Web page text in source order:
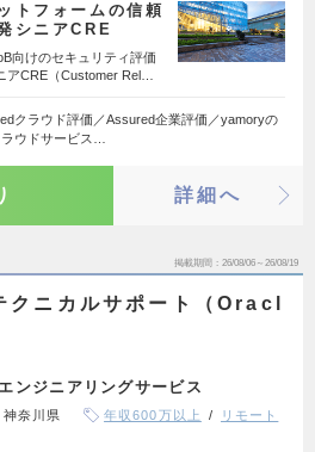
トフォームの信頼
シニアCRE
向けのセキュリティ評価
アCRE（Customer Rel…
クラウド評価／Assured企業評価／yamoryの
ウドサービス…
詳細へ
掲載期間 26/08/06～26/08/19
クニカルサポート（Oracl
ンジニアリングサービス
神奈川県 年収600万以上
リモート